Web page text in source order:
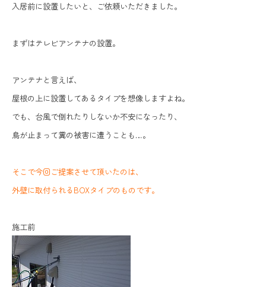
入居前に設置したいと、ご依頼いただきました。
まずはテレビアンテナの設置。
アンテナと言えば、
屋根の上に設置してあるタイプを想像しますよね。
でも、台風で倒れたりしないか不安になったり、
鳥が止まって糞の被害に遭うことも…。
そこで今回ご提案させて頂いたのは、
外壁に取付られるBOXタイプのものです。
施工前